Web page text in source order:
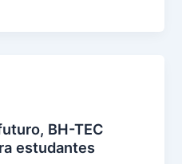
BH-TEC
estudantes